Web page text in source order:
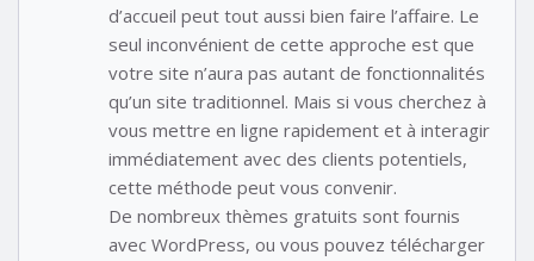
d’accueil peut tout aussi bien faire l’affaire. Le
seul inconvénient de cette approche est que
votre site n’aura pas autant de fonctionnalités
qu’un site traditionnel. Mais si vous cherchez à
vous mettre en ligne rapidement et à interagir
immédiatement avec des clients potentiels,
cette méthode peut vous convenir.
De nombreux thèmes gratuits sont fournis
avec WordPress, ou vous pouvez télécharger